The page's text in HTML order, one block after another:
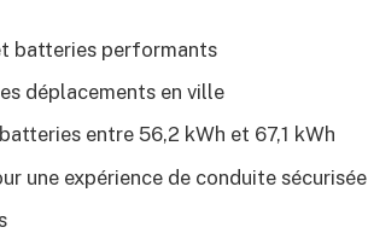
batteries performants
déplacements en ville
entre 56,2 kWh et 67,1 kWh
une expérience de conduite sécurisée